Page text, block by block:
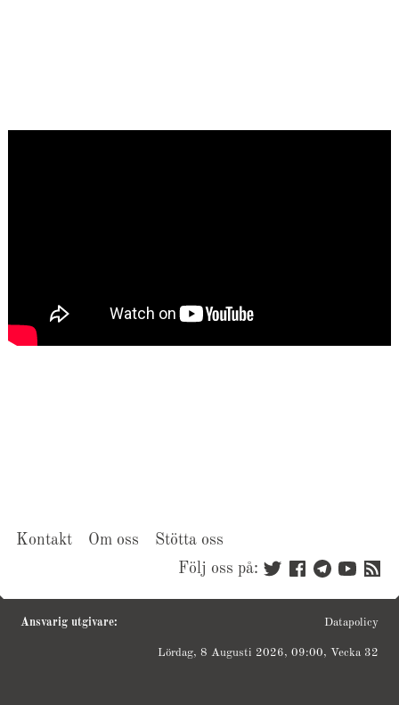
Kontakt Om oss
Stötta oss
Följ oss på:
Ansvarig utgivare: Datapolicy
Lördag, 8 Augusti 2026, 09:00, Vecka 32